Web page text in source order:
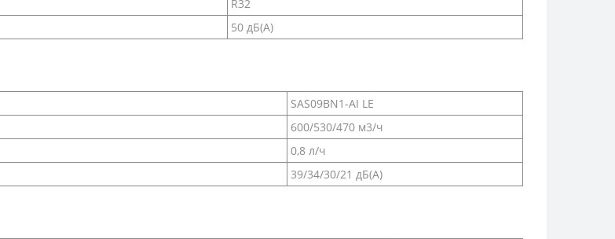
R32
50 дБ(А)
SAS09BN1-AI LE
600/530/470 м3/ч
0,8 л/ч
39/34/30/21 дБ(А)